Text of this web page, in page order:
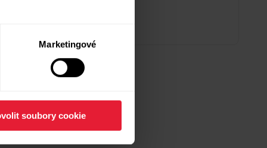
Marketingové
soubory cookie